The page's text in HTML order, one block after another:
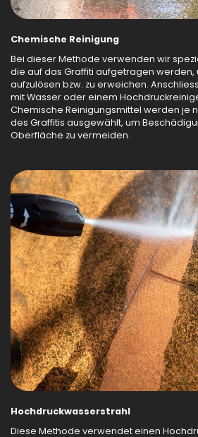
Chemische Reinigung
Bei dieser Methode verwenden wir
die auf das Graffiti aufgetragen werden,
aufzulösen bzw. zu erweichen.
mit Wasser oder einem
Chemische Reinigungsmittel werden je
des Graffitis ausgewählt, um
Oberfläche zu vermeiden.
Hochdruckwasserstrahl
Diese Methode verwendet einen